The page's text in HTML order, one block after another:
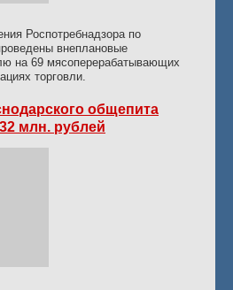
Роспотребнадзора по
внеплановые
на 69 мясоперерабатывающих
торговли.
общепита
млн. рублей